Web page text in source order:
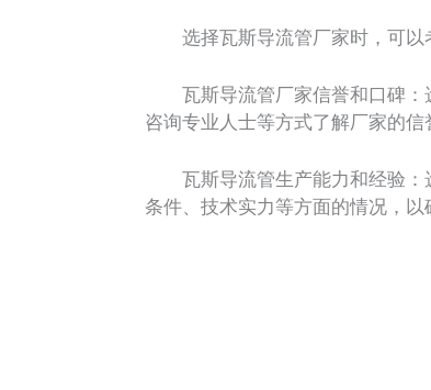
选择瓦斯导流管厂家时，可以
瓦斯导流管厂家信誉和口碑：选
咨询专业人士等方式了解厂家的信
瓦斯导流管生产能力和经验：
条件、技术实力等方面的情况，以